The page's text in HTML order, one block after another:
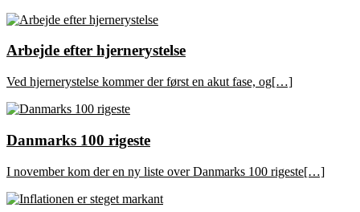
Arbejde efter hjernerystelse
Ved hjernerystelse kommer der først en akut fase, og[…]
Danmarks 100 rigeste
I november kom der en ny liste over Danmarks 100 rigeste[…]